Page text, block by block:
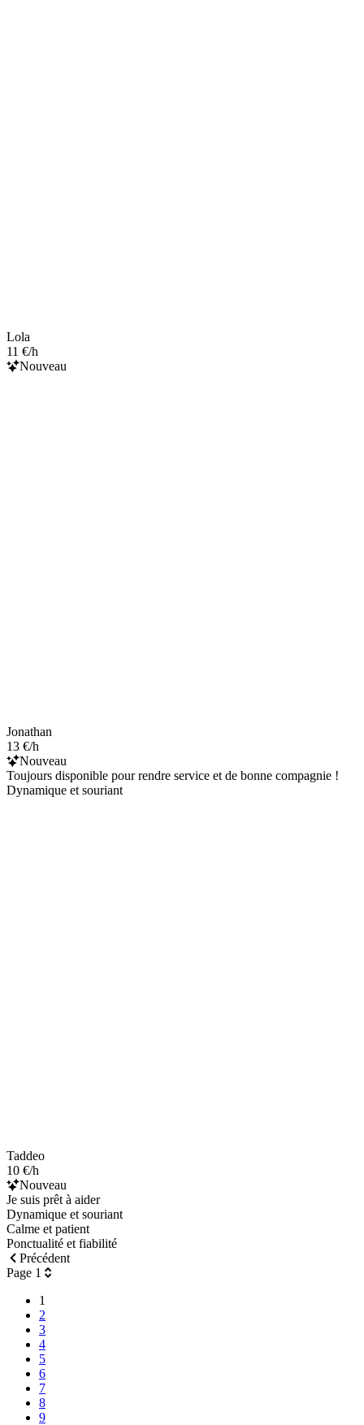
Lola
11 €/h
Nouveau
Jonathan
13 €/h
Nouveau
Toujours disponible pour rendre service et de bonne compagnie !
Dynamique et souriant
Taddeo
10 €/h
Nouveau
Je suis prêt à aider
Dynamique et souriant
Calme et patient
Ponctualité et fiabilité
Précédent
Page 1
1
2
3
4
5
6
7
8
9